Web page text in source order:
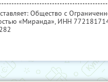
Общество с
«Миранда», ИНН